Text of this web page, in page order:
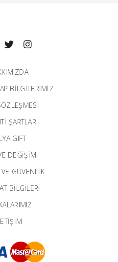
BILGILERIMIZ
ŞARTLARI
GIFT
DEĞİŞİM
GÜVENLİK
BİLGİLERİ